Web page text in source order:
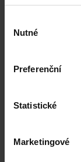
souhlasu
Nutné
Preferenční
Statistické
Marketingové